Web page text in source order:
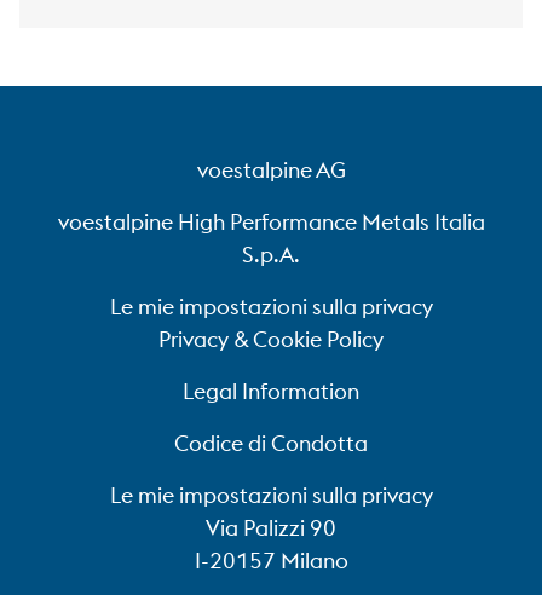
voestalpine AG
voestalpine High Performance Metals Italia
S.p.A.
Le mie impostazioni sulla privacy
Privacy & Cookie Policy
Legal Information
Codice di Condotta
Le mie impostazioni sulla privacy
Via Palizzi 90
I-20157 Milano